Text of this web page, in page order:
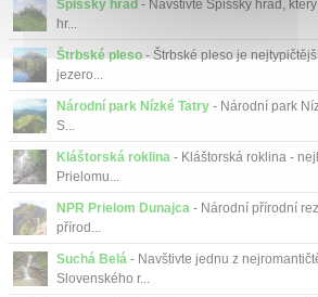
Spišský hrad - Navštivte Spišský hrad,
hr...
Štrbské pleso- Štrbské pleso je
jezero...
Národní park Nízké Tatry - Národní park
S...
Kláštorská roklina - Kláštorská roklina -
Prielomu...
NPR Prielom Dunajca - Národní přírodní
přírod...
Suchá Belá - Navštivte jednu z
Slovenského r...